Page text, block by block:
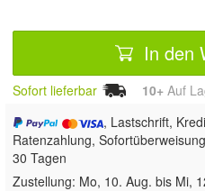
In den
Sofort lieferbar 10+ Auf
, Lastschrift,
Ratenzahlung,
30 Tagen
Zustellung: Mo, 10. Aug. bis Mi,